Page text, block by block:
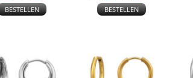
BESTELLEN BESTELLEN